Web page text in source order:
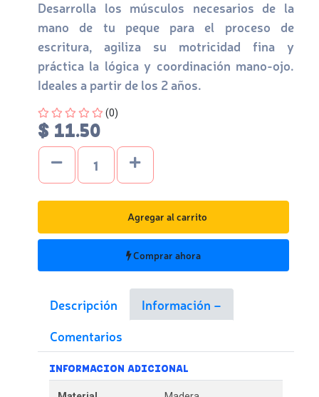
Desarrolla los músculos necesarios de la
mano de tu peque para el proceso de
escritura, agiliza su motricidad fina y
práctica la lógica y coordinación mano-ojo.
Ideales a partir de los 2 años.
Four out of Five Stars
(0)
$ 11.50
Agregar al carrito
Comprar ahora
Descripción
Información
Comentarios
INFORMACION ADICIONAL